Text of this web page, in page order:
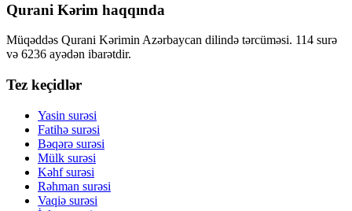
Qurani Kərim haqqında
Müqəddəs Qurani Kərimin Azərbaycan dilində tərcüməsi. 114 surə
və 6236 ayədən ibarətdir.
Tez keçidlər
Yasin surəsi
Fatihə surəsi
Bəqərə surəsi
Mülk surəsi
Kəhf surəsi
Rəhman surəsi
Vaqiə surəsi